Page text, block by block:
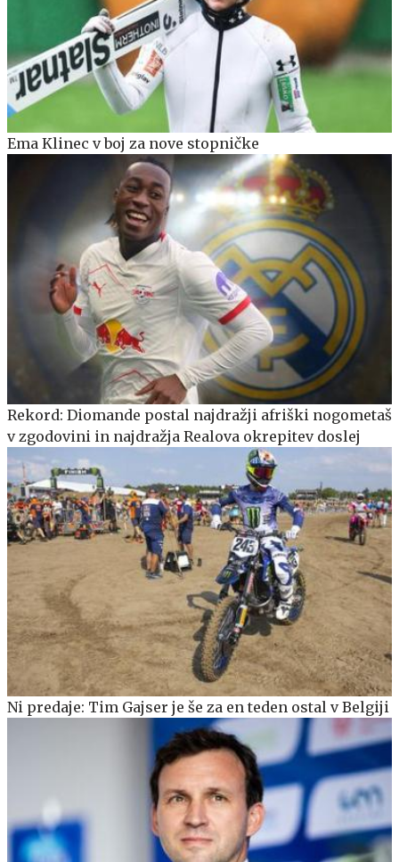
Ema Klinec v boj za nove stopničke
Rekord: Diomande postal najdražji afriški nogometaš
v zgodovini in najdražja Realova okrepitev doslej
Ni predaje: Tim Gajser je še za en teden ostal v Belgiji